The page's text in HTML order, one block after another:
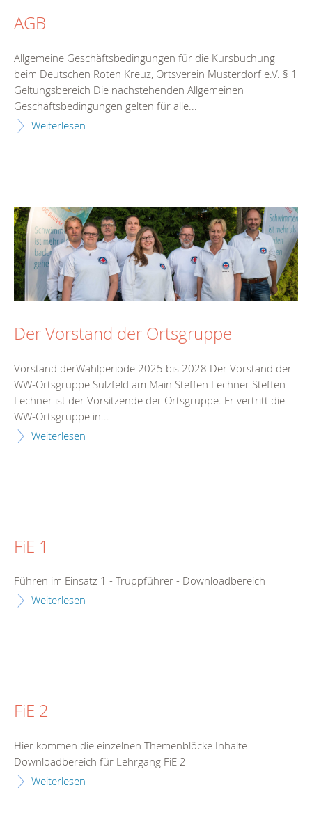
AGB
Allgemeine Geschäftsbedingungen für die Kursbuchung
beim Deutschen Roten Kreuz, Ortsverein Musterdorf e.V. § 1
Geltungsbereich Die nachstehenden Allgemeinen
Geschäftsbedingungen gelten für alle...
Weiterlesen
Der Vorstand der Ortsgruppe
Vorstand derWahlperiode 2025 bis 2028 Der Vorstand der
WW-Ortsgruppe Sulzfeld am Main Steffen Lechner Steffen
Lechner ist der Vorsitzende der Ortsgruppe. Er vertritt die
WW-Ortsgruppe in...
Weiterlesen
FiE 1
Führen im Einsatz 1 - Truppführer - Downloadbereich
Weiterlesen
FiE 2
Hier kommen die einzelnen Themenblöcke Inhalte
Downloadbereich für Lehrgang FiE 2
Weiterlesen